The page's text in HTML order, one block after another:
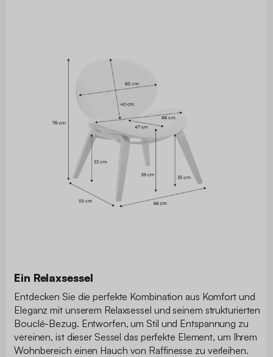
Ein Relaxsessel
Entdecken Sie die perfekte Kombination aus Komfort und
Eleganz mit unserem Relaxsessel und seinem strukturierten
Bouclé-Bezug. Entworfen, um Stil und Entspannung zu
vereinen, ist dieser Sessel das perfekte Element, um Ihrem
Wohnbereich einen Hauch von Raffinesse zu verleihen.